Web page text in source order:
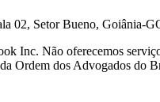
02, Setor Bueno, Goiânia-
Inc. Não oferecemos
Ordem dos Advogados do